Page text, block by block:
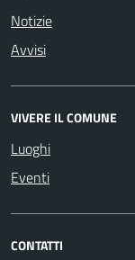
Notizie
Avvisi
VIVERE IL COMUNE
Luoghi
Eventi
CONTATTI